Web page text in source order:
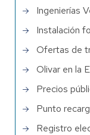
Ingenierías
Instalación
Ofertas de
Olivar en la
Precios
Punto
Registro